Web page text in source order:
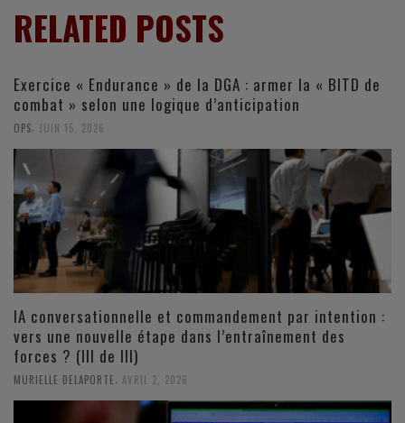
RELATED POSTS
Exercice « Endurance » de la DGA : armer la « BITD de
combat » selon une logique d’anticipation
OPS JUIN 15, 2026
IA conversationnelle et commandement par intention :
vers une nouvelle étape dans l’entraînement des
forces ? (III de III)
MURIELLE DELAPORTE AVRIL 2, 2026